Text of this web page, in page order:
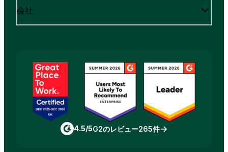
会社
4.5/5G2のレビュー265件